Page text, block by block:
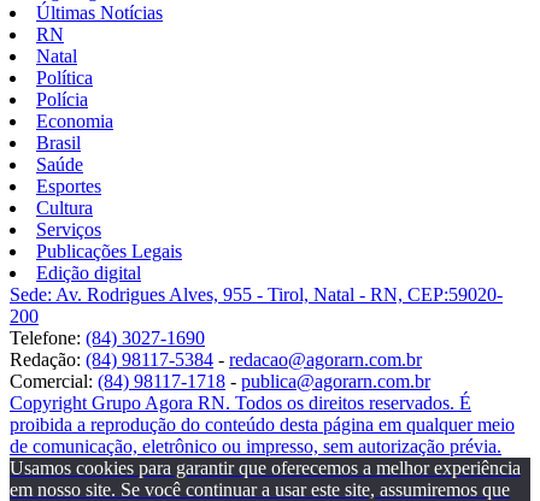
Últimas Notícias
RN
Natal
Política
Polícia
Economia
Brasil
Saúde
Esportes
Cultura
Serviços
Publicações Legais
Edição digital
Sede: Av. Rodrigues Alves, 955 - Tirol, Natal - RN, CEP:59020-
200
Telefone: (84) 3027-1690
Redação: (84) 98117-5384 - redacao@agorarn.com.br
Comercial: (84) 98117-1718 - publica@agorarn.com.br
Copyright Grupo Agora RN. Todos os direitos reservados. É
proibida a reprodução do conteúdo desta página em qualquer meio
de comunicação, eletrônico ou impresso, sem autorização prévia.
Usamos cookies para garantir que oferecemos a melhor experiência
em nosso site. Se você continuar a usar este site, assumiremos que